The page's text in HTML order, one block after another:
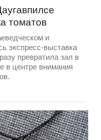
томатов
и
экспресс-выставка
превратила зал в
в центре внимания